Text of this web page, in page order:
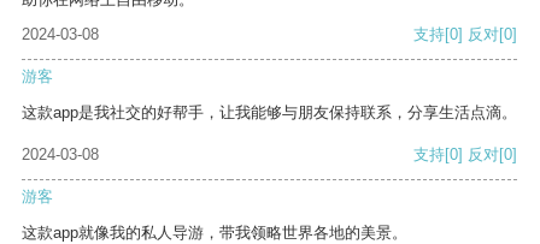
2024-03-08
支持[0] 反对[0]
游客
这款app是我社交的好帮手，让我能够与朋友保持联系，分享生活点滴。
2024-03-08 支持[0] 反对[0]
游客
这款app就像我的私人导游，带我领略世界各地的美景。